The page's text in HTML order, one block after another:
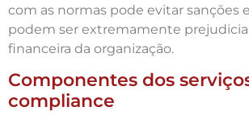
com as normas pode evitar sanções
podem ser extremamente
financeira da organização.
Componentes dos
compliance